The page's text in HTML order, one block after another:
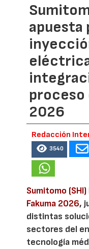
apuesta
proceso
2026
Redacción
3540
Sumitomo (SHI)
Fakuma 2026,
distintas
sectores del
tecnología